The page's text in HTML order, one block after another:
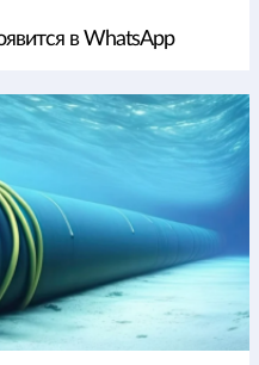
в WhatsApp